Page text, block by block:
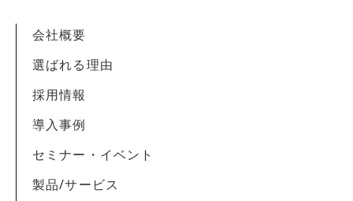
会社概要
選ばれる理由
採用情報
導入事例
セミナー・イベント
製品/サービス